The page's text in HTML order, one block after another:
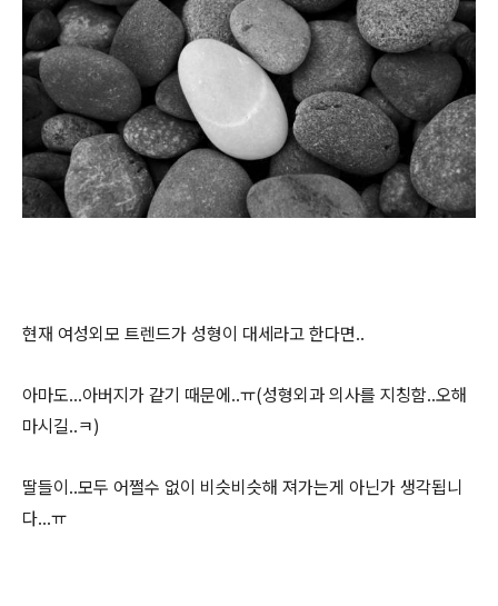
현재 여성외모 트렌드가 성형이 대세라고 한다면..
아마도...아버지가 같기 때문에..ㅠ(성형외과 의사를 지칭함..오해
마시길..ㅋ)
딸들이..모두 어쩔수 없이 비슷비슷해 져가는게 아닌가 생각됩니
다...ㅠ